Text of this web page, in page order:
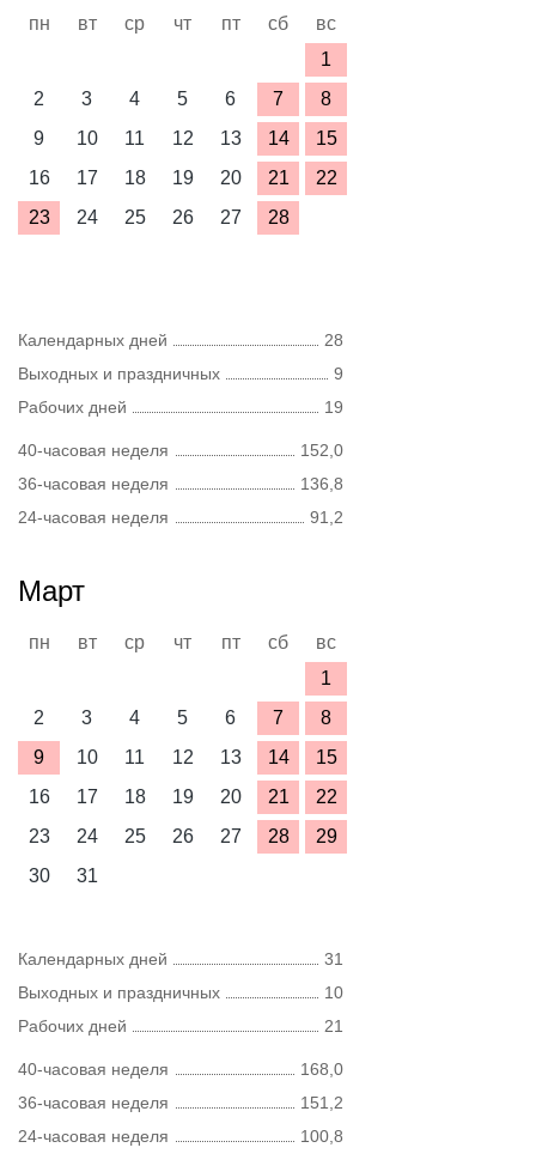
пн вт ср чт пт сб
вс
1
2
3 4 5 6 7
8
9
10 11 12 13 14
15
16
17 18 19 20 21
22
23
24 25 26 27 28
Календарных дней
28
Выходных и праздничных
9
Рабочих дней
19
40-часовая неделя
152,0
36-часовая неделя
136,8
24-часовая неделя
91,2
Март
пн вт ср чт пт сб
вс
1
2
3 4 5 6 7
8
9
10 11 12 13 14
15
16
17 18 19 20 21
22
23
24 25 26 27 28
29
30
31
Календарных дней
31
Выходных и праздничных
10
Рабочих дней
21
40-часовая неделя
168,0
36-часовая неделя
151,2
24-часовая неделя
100,8